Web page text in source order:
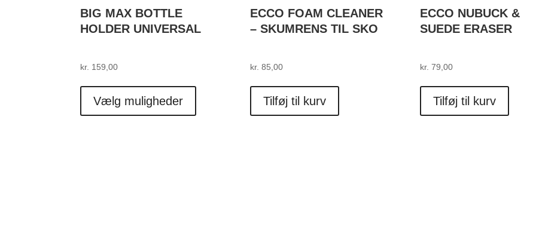
BIG MAX BOTTLE
HOLDER UNIVERSAL
kr. 159,00
Vælg muligheder
ECCO FOAM CLEANER
– SKUMRENS TIL SKO
kr. 85,00
Tilføj til kurv
ECCO NUBUCK &
SUEDE ERASER
kr. 79,00
Tilføj til kurv